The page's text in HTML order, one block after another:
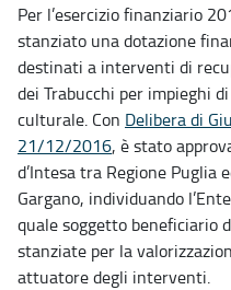
Per l’esercizio finanziario
stanziato una dotazione
destinati a interventi di
dei Trabucchi per impieghi
culturale. Con Delibera di
21/12/2016, è stato
d’Intesa tra Regione Puglia
Gargano, individuando
quale soggetto beneficiario
stanziate per la
attuatore degli interventi.